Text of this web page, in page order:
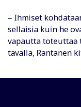
– Ihmiset
sellaisia kuin he
vapautta toteuttaa
tavalla, Rantanen